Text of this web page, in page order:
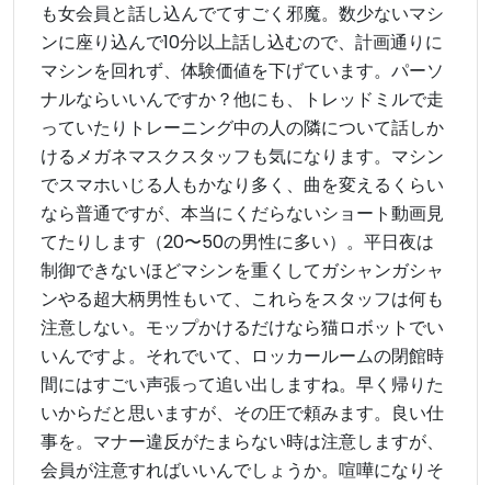
も女会員と話し込んでてすごく邪魔。数少ないマシ
ンに座り込んで10分以上話し込むので、計画通りに
マシンを回れず、体験価値を下げています。パーソ
ナルならいいんですか？他にも、トレッドミルで走
っていたりトレーニング中の人の隣について話しか
けるメガネマスクスタッフも気になります。マシン
でスマホいじる人もかなり多く、曲を変えるくらい
なら普通ですが、本当にくだらないショート動画見
てたりします（20〜50の男性に多い）。平日夜は
制御できないほどマシンを重くしてガシャンガシャ
ンやる超大柄男性もいて、これらをスタッフは何も
注意しない。モップかけるだけなら猫ロボットでい
いんですよ。それでいて、ロッカールームの閉館時
間にはすごい声張って追い出しますね。早く帰りた
いからだと思いますが、その圧で頼みます。良い仕
事を。マナー違反がたまらない時は注意しますが、
会員が注意すればいいんでしょうか。喧嘩になりそ